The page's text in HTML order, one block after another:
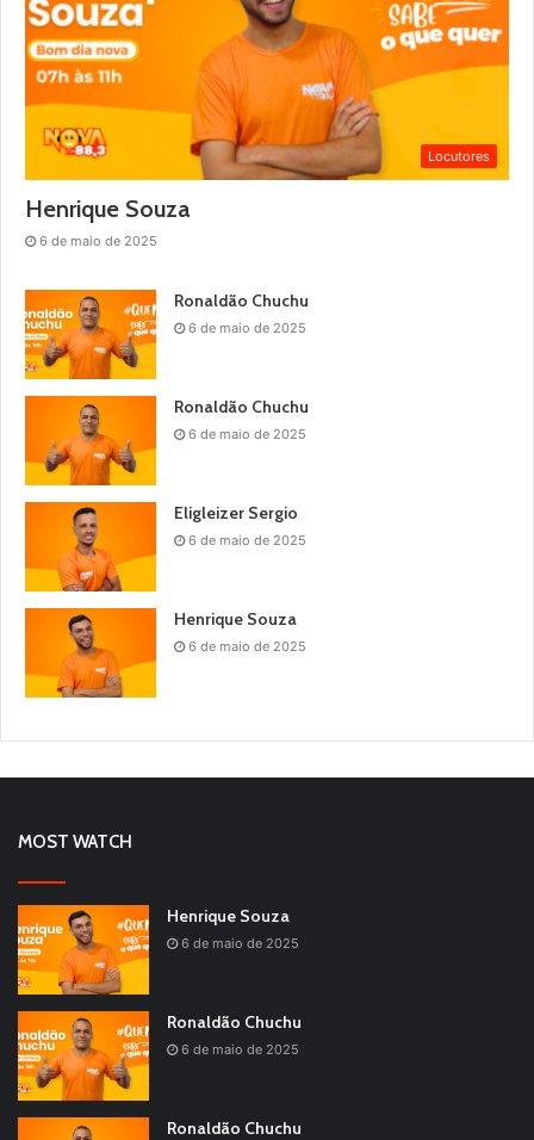
Locutores
Henrique Souza
6 de maio de 2025
Ronaldão Chuchu
6 de maio de 2025
Ronaldão Chuchu
6 de maio de 2025
Eligleizer Sergio
6 de maio de 2025
Henrique Souza
6 de maio de 2025
MOST WATCH
Henrique Souza
6 de maio de 2025
Ronaldão Chuchu
6 de maio de 2025
Ronaldão Chuchu